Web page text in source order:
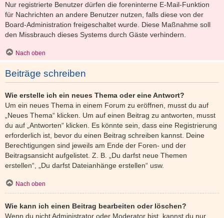
Nur registrierte Benutzer dürfen die foreninterne E-Mail-Funktion
für Nachrichten an andere Benutzer nutzen, falls diese von der
Board-Administration freigeschaltet wurde. Diese Maßnahme soll
den Missbrauch dieses Systems durch Gäste verhindern.
Nach oben
Beiträge schreiben
Wie erstelle ich ein neues Thema oder eine Antwort?
Um ein neues Thema in einem Forum zu eröffnen, musst du auf
„Neues Thema“ klicken. Um auf einen Beitrag zu antworten, musst
du auf „Antworten“ klicken. Es könnte sein, dass eine Registrierung
erforderlich ist, bevor du einen Beitrag schreiben kannst. Deine
Berechtigungen sind jeweils am Ende der Foren- und der
Beitragsansicht aufgelistet. Z. B. „Du darfst neue Themen
erstellen“, „Du darfst Dateianhänge erstellen“ usw.
Nach oben
Wie kann ich einen Beitrag bearbeiten oder löschen?
Wenn du nicht Administrator oder Moderator bist, kannst du nur